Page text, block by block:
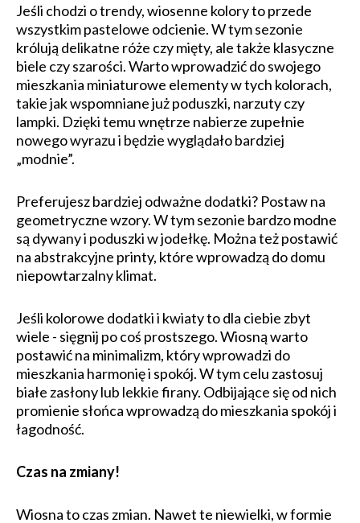
Jeśli chodzi o trendy, wiosenne kolory to przede
wszystkim pastelowe odcienie. W tym sezonie
królują delikatne róże czy mięty, ale także klasyczne
biele czy szarości. Warto wprowadzić do swojego
mieszkania miniaturowe elementy w tych kolorach,
takie jak wspomniane już poduszki, narzuty czy
lampki. Dzięki temu wnętrze nabierze zupełnie
nowego wyrazu i będzie wyglądało bardziej
„modnie”.
Preferujesz bardziej odważne dodatki? Postaw na
geometryczne wzory. W tym sezonie bardzo modne
są dywany i poduszki w jodełkę. Można też postawić
na abstrakcyjne printy, które wprowadzą do domu
niepowtarzalny klimat.
Jeśli kolorowe dodatki i kwiaty to dla ciebie zbyt
wiele - sięgnij po coś prostszego. Wiosną warto
postawić na minimalizm, który wprowadzi do
mieszkania harmonię i spokój. W tym celu zastosuj
białe zasłony lub lekkie firany. Odbijające się od nich
promienie słońca wprowadzą do mieszkania spokój i
łagodność.
Czas na zmiany!
Wiosna to czas zmian. Nawet te niewielki, w formie